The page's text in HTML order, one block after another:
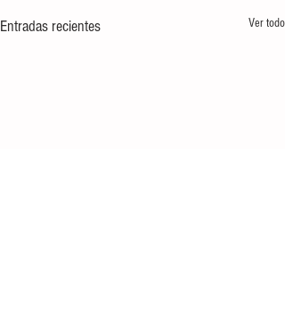
Entradas recientes Ver todo